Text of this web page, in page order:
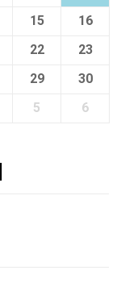
15
16
22
23
29
30
5 6